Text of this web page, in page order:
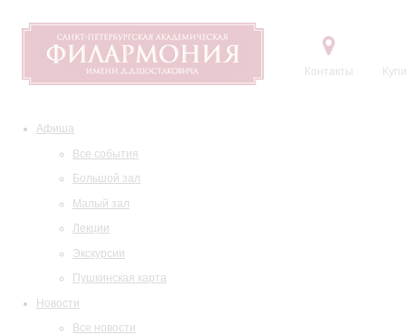
Контакты
Афиша
Все события
Большой зал
Малый зал
Лекции
Экскурсии
Пушкинская карта
Новости
Все новости